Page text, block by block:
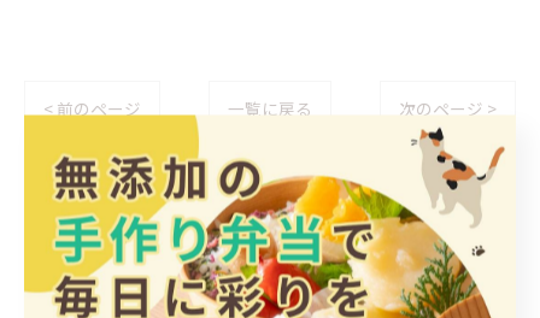
< 前のページ 一覧に戻る 次のページ >
カテゴリー Categories
全てのカテゴリー